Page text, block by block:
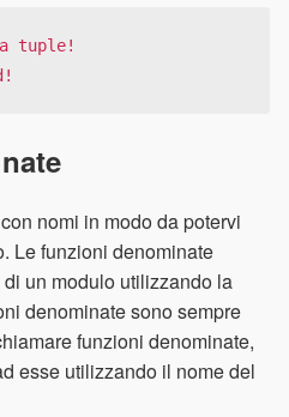
tuple!
nomi in modo da potervi
Le funzioni denominate
un modulo utilizzando la
denominate sono sempre
funzioni denominate,
esse utilizzando il nome del